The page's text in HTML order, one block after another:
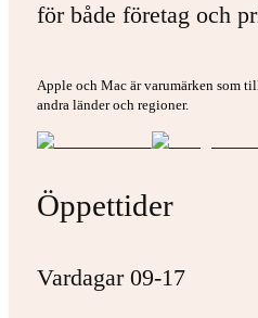
för både företag och
Apple och Mac är varumärken som
andra länder och regioner.
Öppettider
Vardagar 09-17